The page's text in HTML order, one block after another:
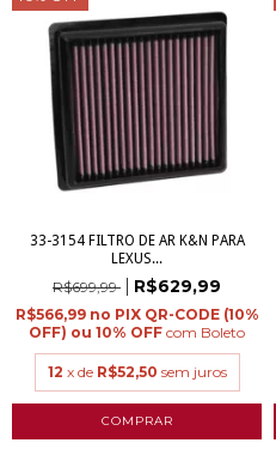
33-3154 FILTRO DE AR K&N PARA
LEXUS...
R$699,99 R$629,99
R$566,99
com Boleto
12 x de R$52,50 sem juros